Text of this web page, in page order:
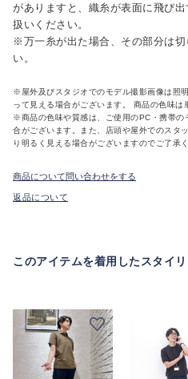
がありますと、織糸が表面に飛び
扱いください。
※万一糸が出た場合、その部分は
い。
※屋外及びスタジオでのモデル撮影画像は照
って見える場合がございます。 商品の色味は
※商品の色味や質感は、ご使用のPC・携帯の
合がございます。また、店頭や屋外でのスタ
り明るく見える場合がございますのでご了承
商品について問い合わせをする
返品について
このアイテムを着用したスタイ